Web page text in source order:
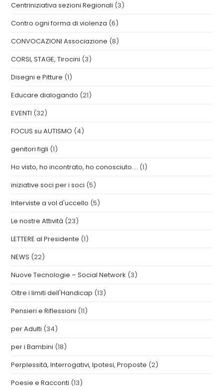
Centriniziativa sezioni Regionali (3)
Contro ogni forma di violenza (6)
CONVOCAZIONI Associazione (8)
CORSI, STAGE, Tirocini (3)
Disegni e Pitture (1)
Educare dialogando (21)
EVENTI (32)
FOCUS su AUTISMO (4)
genitori figli (1)
Ho visto, ho incontrato, ho conosciuto…. (1)
iniziative soci per i soci (5)
Interviste a vol d'uccello (5)
Le nostre Attività (23)
LETTERE al Presidente (1)
NEWS (22)
Nuove Tecnologie – Social Network (3)
Oltre i limiti dell'Handicap (13)
Pensieri e Riflessioni (11)
per Adulti (34)
per i Bambini (18)
Perplessità, Interrogativi, Ipotesi, Proposte (2)
Poesie e Racconti (13)